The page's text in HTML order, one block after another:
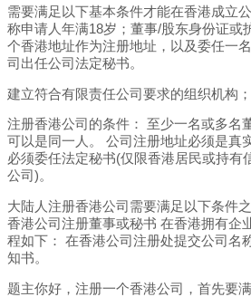
需要满足以下基本条件才能在香港成立
称申请人年满18岁；董事/股东身份证或
个香港地址作为注册地址，以及委任一
司出任公司法定秘书。
建立符合有限责任公司要求的组织机构
注册香港公司的条件： 至少一名或多名
可以是同一人。 公司注册地址必须是真
必须委任法定秘书(仅限香港居民或持有
公司)。
大陆人注册香港公司需要满足以下条件
香港公司注册董事或秘书 在香港拥有企
程如下： 在香港公司注册处提交公司名
知书。
题主你好，注册一个香港公司，首先要